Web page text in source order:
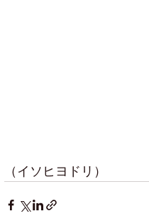
（イソヒヨドリ）